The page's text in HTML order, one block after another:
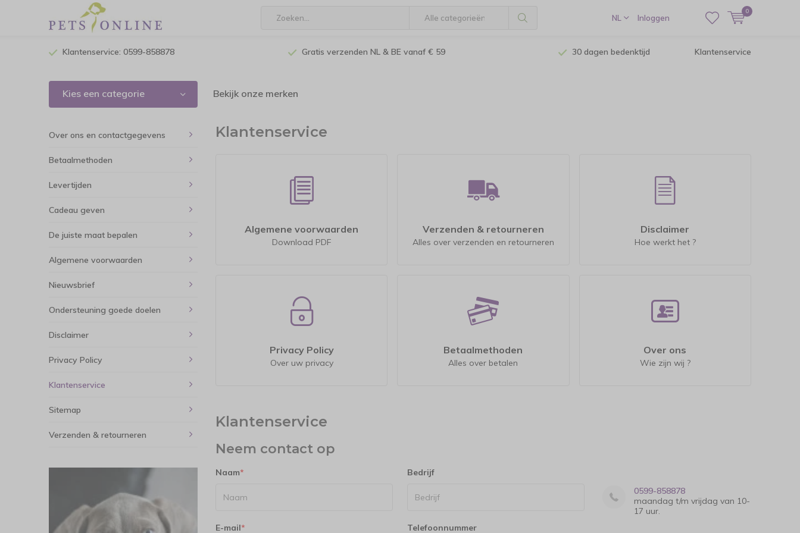
NL Inloggen
0
Klantenservice: 0599-858878 Gratis verzenden NL & BE vanaf € 59 30 dagen bedenktijd Klantenservice
Kies een categorie Bekijk onze merken
Klantenservice
Algemene voorwaarden
Download PDF
Verzenden & retourneren
Alles over verzenden en retourneren
Disclaimer
Hoe werkt het ?
Privacy Policy
Over uw privacy
Betaalmethoden
Alles over betalen
Over ons
Wie zijn wij ?
Klantenservice
Neem contact op
Naam* Bedrijf
E-mail* Telefoonnummer
0599-858878
maandag t/m vrijdag van 10-
17 uur.
Over ons en contactgegevens
Betaalmethoden
Levertijden
Cadeau geven
De juiste maat bepalen
Algemene voorwaarden
Nieuwsbrief
Ondersteuning goede doelen
Disclaimer
Privacy Policy
Klantenservice
Sitemap
Verzenden & retourneren